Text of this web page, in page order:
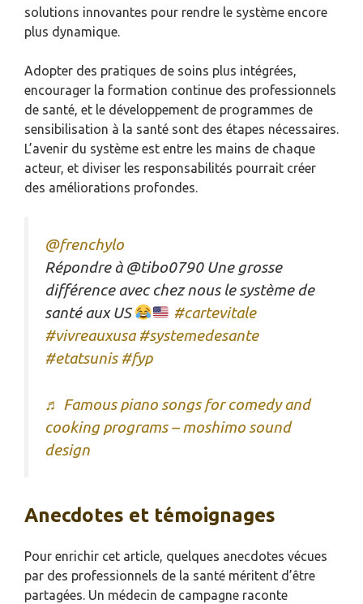
solutions innovantes pour rendre le système encore
plus dynamique.
Adopter des pratiques de soins plus intégrées,
encourager la formation continue des professionnels
de santé, et le développement de programmes de
sensibilisation à la santé sont des étapes nécessaires.
L’avenir du système est entre les mains de chaque
acteur, et diviser les responsabilités pourrait créer
des améliorations profondes.
@frenchylo
Répondre à @tibo0790 Une grosse
différence avec chez nous le système de
santé aux US
#cartevitale
#vivreauxusa #systemedesante
#etatsunis #fyp
♬ Famous piano songs for comedy and
cooking programs – moshimo sound
design
Anecdotes et témoignages
Pour enrichir cet article, quelques anecdotes vécues
par des professionnels de la santé méritent d’être
partagées. Un médecin de campagne raconte